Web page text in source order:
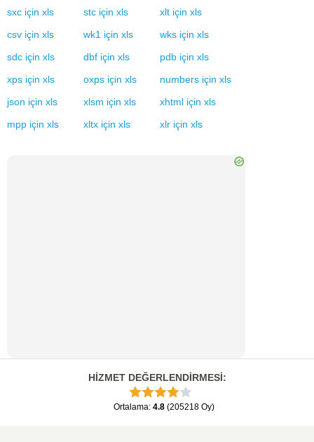
sxc için xls stc için xls xlt için xls
csv için xls wk1 için xls wks için xls
sdc için xls dbf için xls pdb için xls
xps için xls oxps için xls numbers için xls
json için xls xlsm için xls xhtml için xls
mpp için xls xltx için xls xlr için xls
HİZMET DEĞERLENDİRMESİ:
Ortalama: 4.8 (205218 Oy)